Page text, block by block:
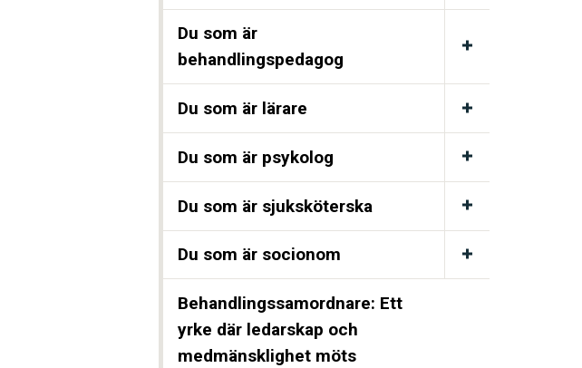
Du som är
behandlingspedagog
Du som är lärare
Du som är psykolog
Du som är sjuksköterska
Du som är socionom
Behandlingssamordnare: Ett
yrke där ledarskap och
medmänsklighet möts